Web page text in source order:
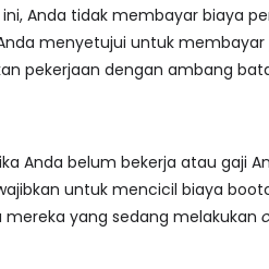
Anda tidak membayar biaya
menyetujui untuk
pekerjaan dengan ambang
Anda belum bekerja atau gaji
untuk mencicil biaya
yang sedang melakukan